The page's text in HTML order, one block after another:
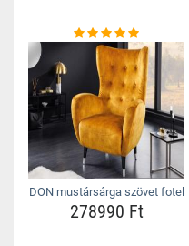
DON mustársárga szövet fotel
278990 Ft